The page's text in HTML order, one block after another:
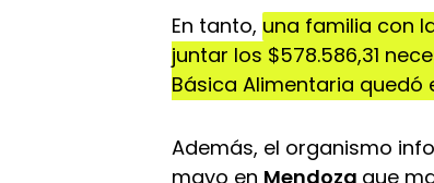
En tanto, una familia con
juntar los $578.586,31
Básica Alimentaria quedó
Además, el organismo
mayo en Mendoza que